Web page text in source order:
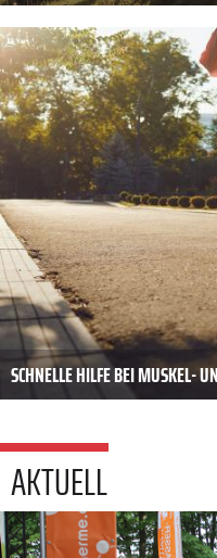
SCHNELLE HILFE BEI MUSKEL-
AKTUELL